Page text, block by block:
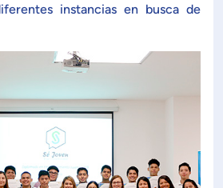
instancias en busca de